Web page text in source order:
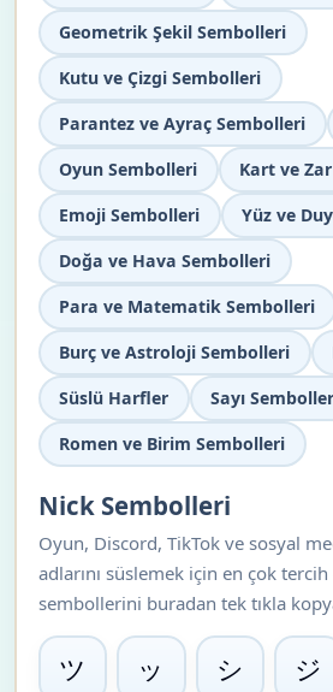
Geometrik Şekil Sembolleri
Kutu ve Çizgi Sembolleri
Parantez ve Ayraç Sembolleri
Oyun Sembolleri
Kart ve
Emoji Sembolleri
Yüz ve
Doğa ve Hava Sembolleri
Para ve Matematik Sembolleri
Burç ve Astroloji Sembolleri
Süslü Harfler
Sayı
Romen ve Birim Sembolleri
Nick Sembolleri
Oyun, Discord, TikTok ve sosyal
adlarını süslemek için en çok
sembollerini buradan tek tıkla
ツ ッ シ ジ